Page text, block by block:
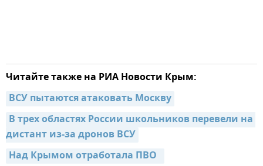
Читайте также на РИА Новости Крым:
ВСУ пытаются атаковать Москву
В трех областях России школьников перевели на
дистант из-за дронов ВСУ
Над Крымом отработала ПВО